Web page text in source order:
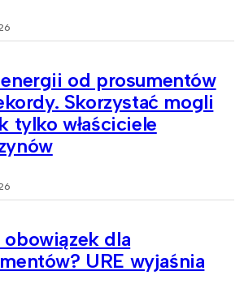
od prosumentów
Skorzystać mogli
tylko właściciele
obowiązek dla
URE wyjaśnia